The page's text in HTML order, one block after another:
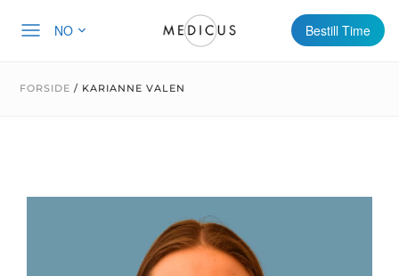
NO Bestill Time
FORSIDE / KARIANNE VALEN